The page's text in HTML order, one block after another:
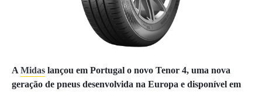
A Midas lançou em Portugal o novo Tenor 4, uma nova
geração de pneus desenvolvida na Europa e disponível em